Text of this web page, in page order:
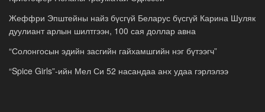
Жеффри Эпштейны найз бүсгүй Беларус бүсгүй Карина Шуляк
дуулиант арлын шилтгээн, 100 сая доллар авна
“Солонгосын эдийн засгийн гайхамшгийн нэг бүтээгч”
“Spice Girls”-ийн Мел Си 52 насандаа анх удаа гэрлэлээ